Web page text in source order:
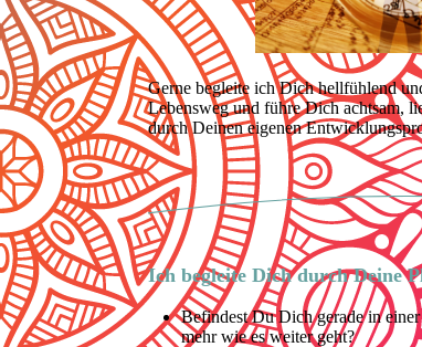
Gerne begleite ich Dich hellfühlend
Lebensweg und führe Dich achtsam,
durch Deinen eigenen
Ich begleite Dich durch Deine
Befindest Du Dich gerade in
mehr wie es weiter geht?